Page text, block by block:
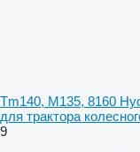
Tm140, M135, 8160
для трактора
9